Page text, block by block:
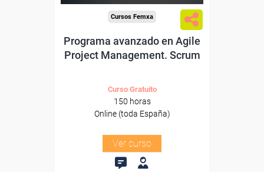
Cursos Femxa
Programa avanzado en Agile
Project Management. Scrum
Curso Gratuito
150 horas
Online (toda España)
Ver curso